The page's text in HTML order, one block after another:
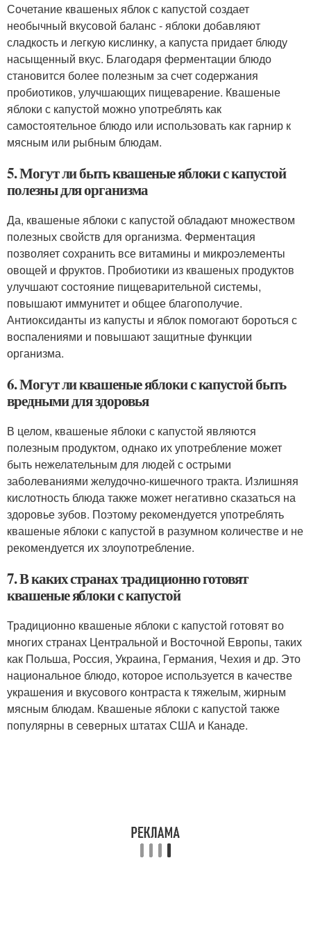
Сочетание квашеных яблок с капустой создает
необычный вкусовой баланс - яблоки добавляют
сладкость и легкую кислинку, а капуста придает блюду
насыщенный вкус. Благодаря ферментации блюдо
становится более полезным за счет содержания
пробиотиков, улучшающих пищеварение. Квашеные
яблоки с капустой можно употреблять как
самостоятельное блюдо или использовать как гарнир к
мясным или рыбным блюдам.
5. Могут ли быть квашеные яблоки с капустой
полезны для организма
Да, квашеные яблоки с капустой обладают множеством
полезных свойств для организма. Ферментация
позволяет сохранить все витамины и микроэлементы
овощей и фруктов. Пробиотики из квашеных продуктов
улучшают состояние пищеварительной системы,
повышают иммунитет и общее благополучие.
Антиоксиданты из капусты и яблок помогают бороться с
воспалениями и повышают защитные функции
организма.
6. Могут ли квашеные яблоки с капустой быть
вредными для здоровья
В целом, квашеные яблоки с капустой являются
полезным продуктом, однако их употребление может
быть нежелательным для людей с острыми
заболеваниями желудочно-кишечного тракта. Излишняя
кислотность блюда также может негативно сказаться на
здоровье зубов. Поэтому рекомендуется употреблять
квашеные яблоки с капустой в разумном количестве и не
рекомендуется их злоупотребление.
7. В каких странах традиционно готовят
квашеные яблоки с капустой
Традиционно квашеные яблоки с капустой готовят во
многих странах Центральной и Восточной Европы, таких
как Польша, Россия, Украина, Германия, Чехия и др. Это
национальное блюдо, которое используется в качестве
украшения и вкусового контраста к тяжелым, жирным
мясным блюдам. Квашеные яблоки с капустой также
популярны в северных штатах США и Канаде.